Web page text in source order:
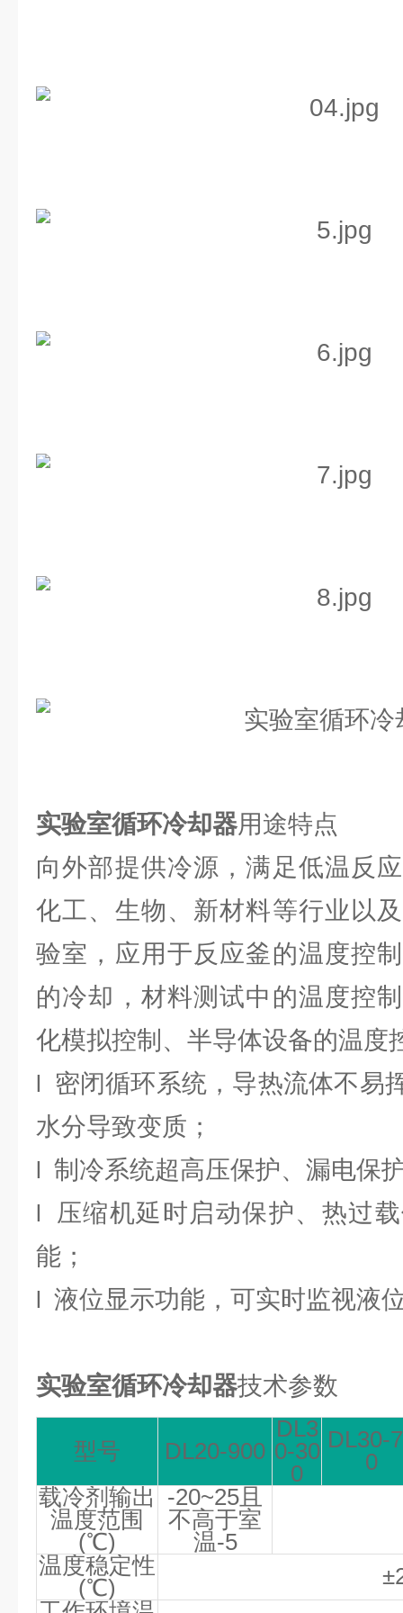
实验室循环冷却器用途特点
向外部提供冷源，满足低温反
化工、生物、新材料等行业以
验室，应用于反应釜的温度控
的冷却，材料测试中的温度控
化模拟控制、半导体设备的温度
l 密闭循环系统，导热流体不易
水分导致变质；
l 制冷系统超高压保护、漏电保
l
压缩机延时启动保护、热过
能；
l 液位显示功能，可实时监视液
实验室循环冷却器技术参数
型号 DL20-900
DL3
0-30
0
DL30-
0
载冷剂输出
温度范围
(℃)
-20~25且
不高于室
温-5
温度稳定性
(℃)